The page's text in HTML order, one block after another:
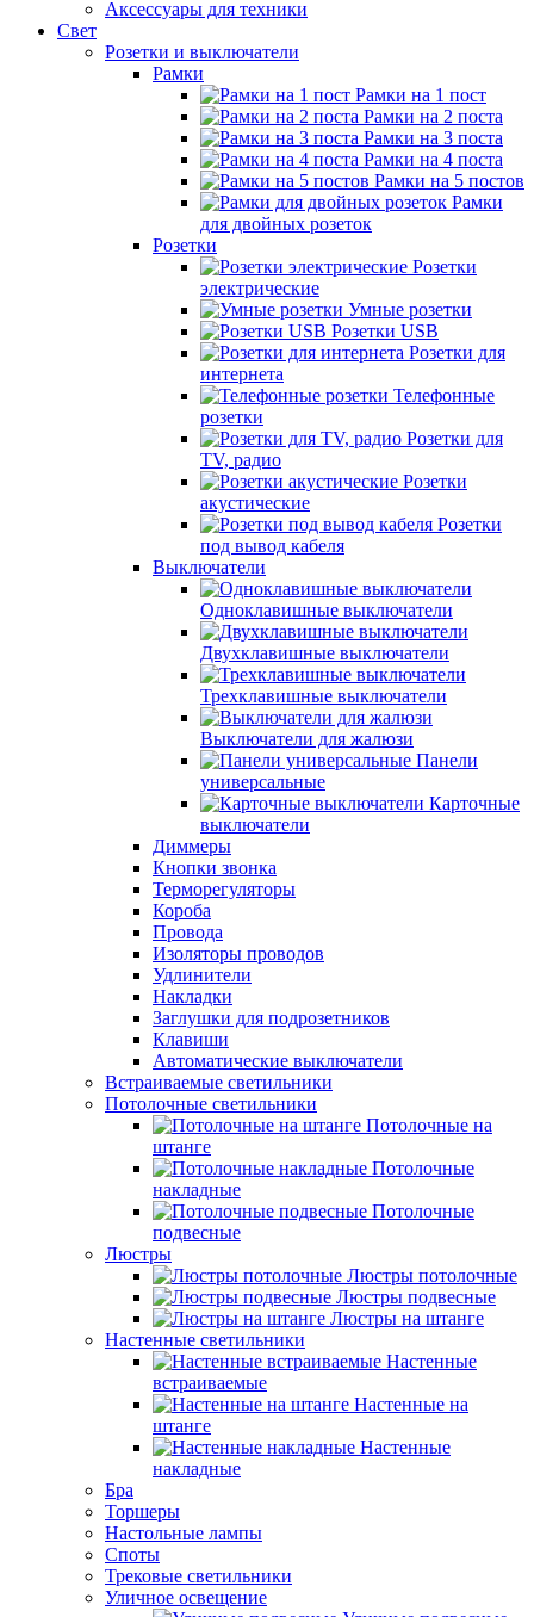
Аксессуары для техники
Свет
Розетки и выключатели
Рамки
Рамки на 1 пост
Рамки на 2 поста
Рамки на 3 поста
Рамки на 4 поста
Рамки на 5 постов
Рамки
для двойных розеток
Розетки
Розетки
электрические
Умные розетки
Розетки USB
Розетки для
интернета
Телефонные
розетки
Розетки для
TV, радио
Розетки
акустические
Розетки
под вывод кабеля
Выключатели
Одноклавишные выключатели
Двухклавишные выключатели
Трехклавишные выключатели
Выключатели для жалюзи
Панели
универсальные
Карточные
выключатели
Диммеры
Кнопки звонка
Терморегуляторы
Короба
Провода
Изоляторы проводов
Удлинители
Накладки
Заглушки для подрозетников
Клавиши
Автоматические выключатели
Встраиваемые светильники
Потолочные светильники
Потолочные на
штанге
Потолочные
накладные
Потолочные
подвесные
Люстры
Люстры потолочные
Люстры подвесные
Люстры на штанге
Настенные светильники
Настенные
встраиваемые
Настенные на
штанге
Настенные
накладные
Бра
Торшеры
Настольные лампы
Споты
Трековые светильники
Уличное освещение